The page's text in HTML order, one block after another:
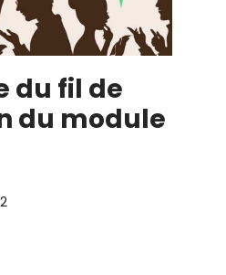
du fil de
du module